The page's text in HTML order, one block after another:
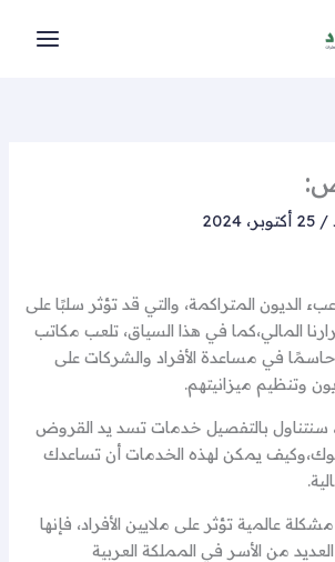
/25 أكتوبر، 2024
الديون المتراكمة، والتي قد تؤثر سلبًا على
المالي،كما في هذا السياق، تلعب مكاتب
في مساعدة الأفراد والشركات على
وتنظيم ميزانيتهم.
سنتناول بالتفصيل خدمات تسد يد القروض
يمكن لهذه الخدمات أن تساعدك
عالمية تؤثر على ملايين الأفراد، فإنها
من الأسر في المملكة العربية